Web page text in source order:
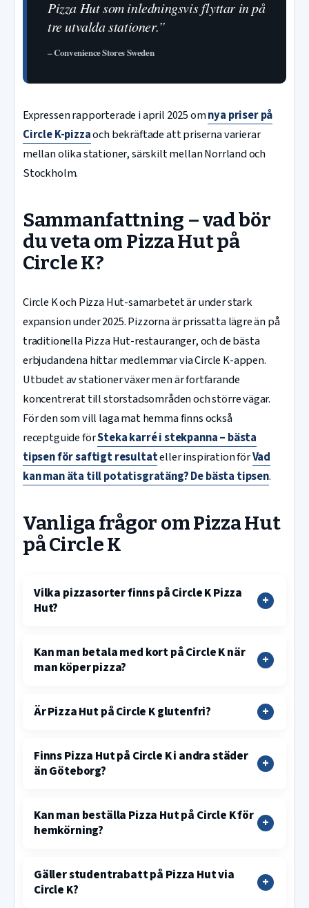
Pizza Hut som inledningsvis flyttar in på
tre utvalda stationer.”
– Convenience Stores Sweden
Expressen rapporterade i april 2025 omnya priser på
Circle K-pizzaoch bekräftade att priserna varierar
mellan olika stationer, särskilt mellan Norrland och
Stockholm.
Sammanfattning – vad bör
du veta om Pizza Hut på
Circle K?
Circle K och Pizza Hut-samarbetet är under stark
expansion under 2025. Pizzorna är prissatta lägre än på
traditionella Pizza Hut-restauranger, och de bästa
erbjudandena hittar medlemmar via Circle K-appen.
Utbudet av stationer växer men är fortfarande
koncentrerat till storstadsområden och större vägar.
För den som vill laga mat hemma finns också
receptguide förSteka karré i stekpanna – bästa
tipsen för saftigt resultateller inspiration förVad
kan man äta till potatisgratäng? De bästa tipsen.
Vanliga frågor om Pizza Hut
på Circle K
Vilka pizzasorter finns på Circle K Pizza
Hut?
Kan man betala med kort på Circle K när
man köper pizza?
Är Pizza Hut på Circle K glutenfri?
Finns Pizza Hut på Circle K i andra städer
än Göteborg?
Kan man beställa Pizza Hut på Circle K för
hemkörning?
Gäller studentrabatt på Pizza Hut via
Circle K?